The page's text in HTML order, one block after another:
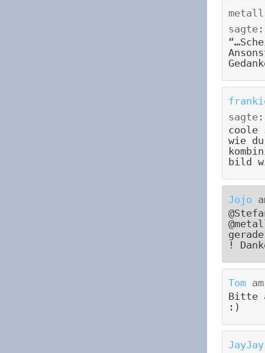
sagte:
sagte:
coole
wie
bild
Jojo
!
Tom
Bitte
:)
JayJay